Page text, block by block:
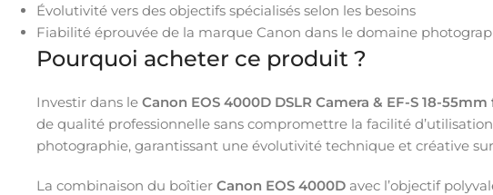
Évolutivité vers des objectifs spécialisés selon les besoins
Fiabilité éprouvée de la marque Canon dans le domaine
Pourquoi acheter ce produit ?
Investir dans le Canon EOS 4000D DSLR Camera & EF-S 18-
de qualité professionnelle sans compromettre la facilité
photographie, garantissant une évolutivité technique et créative
La combinaison du boîtier Canon EOS 4000D avec l’objectif